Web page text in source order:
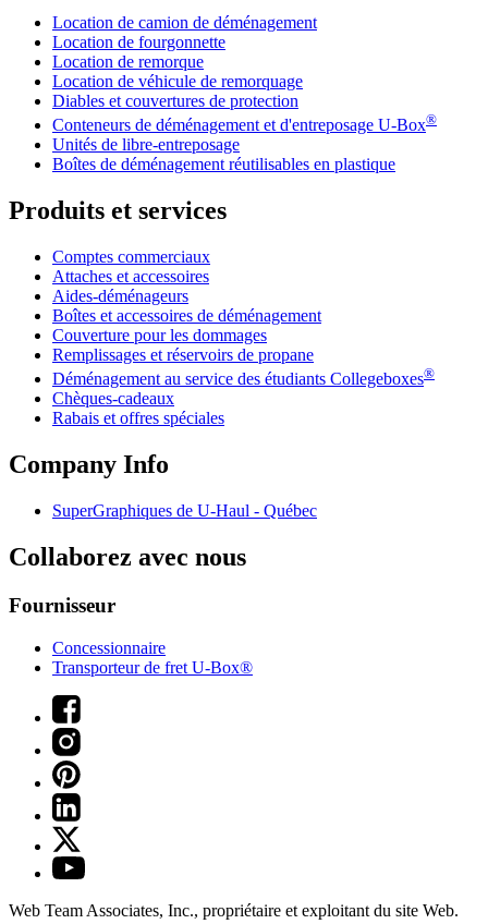
Location de camion de déménagement
Location de fourgonnette
Location de remorque
Location de véhicule de remorquage
Diables et couvertures de protection
Conteneurs de déménagement et d'entreposage U-Box®
Unités de libre-entreposage
Boîtes de déménagement réutilisables en plastique
Produits et services
Comptes commerciaux
Attaches et accessoires
Aides-déménageurs
Boîtes et accessoires de déménagement
Couverture pour les dommages
Remplissages et réservoirs de propane
Déménagement au service des étudiants Collegeboxes®
Chèques-cadeaux
Rabais et offres spéciales
Company Info
SuperGraphiques de U-Haul - Québec
Collaborez avec nous
Fournisseur
Concessionnaire
Transporteur de fret U-Box®
Web Team Associates, Inc., propriétaire et exploitant du site Web.